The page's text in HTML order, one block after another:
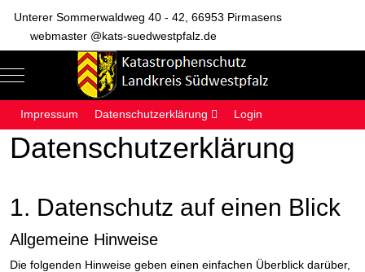
Unterer Sommerwaldweg 40 - 42, 66953 Pirmasens
webmaster @kats-suedwestpfalz.de
Mobile Menu Toggle
Impressum Datenschutzerklärung Login
Datenschutzerklärung
1. Datenschutz auf einen Blick
Allgemeine Hinweise
Die folgenden Hinweise geben einen einfachen Überblick darüber,